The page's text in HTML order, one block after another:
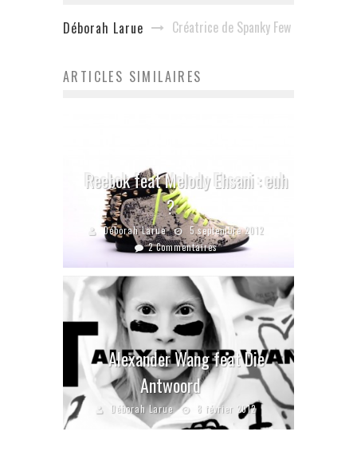
Déborah Larue Créatrice de Spanky Few
ARTICLES SIMILAIRES
Reebok feat Melody Ehsani : euh
?
Déborah Larue
5 septembre 2012
2 Commentaires
Alexander Wang feat Die
Antwoord
Déborah Larue 8 février 2012